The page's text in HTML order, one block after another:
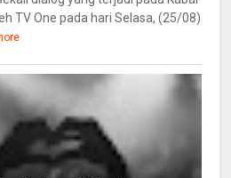
TV One pada hari Selasa, (25/08)